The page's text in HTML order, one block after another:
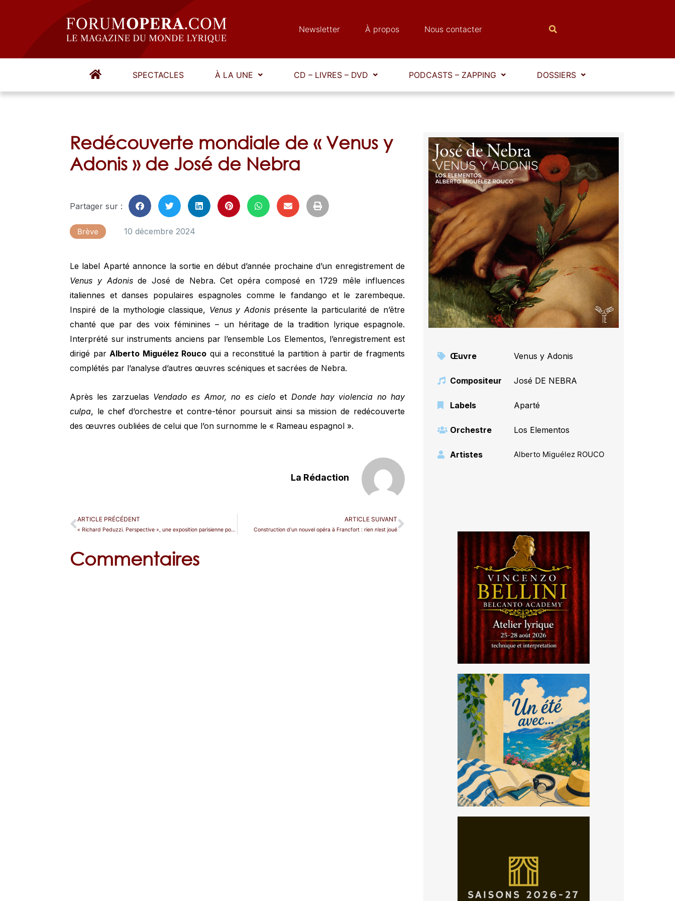
Newsletter À propos Nous contacter
SPECTACLES À LA UNE CD – LIVRES – DVD PODCASTS – ZAPPING DOSSIERS
Redécouverte mondiale de « Venus y
Adonis » de José de Nebra
Partager sur :
Brève 10 décembre 2024
Le label Aparté annonce la sortie en début d’année prochaine d’un enregistrement de
Venus y Adonisde José de Nebra. Cet opéra composé en 1729 mêle influences
italiennes et danses populaires espagnoles comme le fandango et le zarembeque.
Inspiré de la mythologie classique, Venus y Adonisprésente la particularité de n’être
chanté que par des voix féminines – un héritage de la tradition lyrique espagnole.
Interprété sur instruments anciens par l’ensemble Los Elementos, l’enregistrement est
dirigé par Alberto Miguélez Rouco qui a reconstitué la partition à partir de fragments
complétés par l’analyse d’autres œuvres scéniques et sacrées de Nebra.
Après les zarzuelas Vendado es Amor, no es cielo et Donde hay violencia no hay
culpa, le chef d’orchestre et contre-ténor poursuit ainsi sa mission de redécouverte
des œuvres oubliées de celui que l’on surnomme le « Rameau espagnol ».
La Rédaction
ARTICLE PRÉCÉDENT
« Richard Peduzzi. Perspective », une exposition parisienne pour amateurs d’opéra (mais pas seulement)
ARTICLE SUIVANT
Construction d’un nouvel opéra à Francfort : rien n’est joué
Commentaires
Œuvre Venus y Adonis
Compositeur José DE NEBRA
Labels Aparté
Orchestre Los Elementos
Artistes Alberto Miguélez ROUCO